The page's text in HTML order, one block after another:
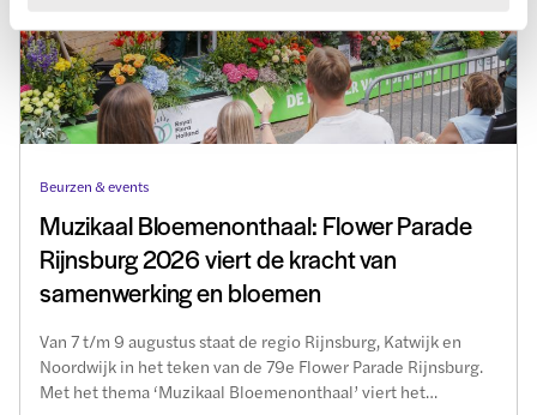
Beurzen & events
Muzikaal Bloemenonthaal: Flower Parade
Rijnsburg 2026 viert de kracht van
samenwerking en bloemen
Van 7 t/m 9 augustus staat de regio Rijnsburg, Katwijk en
Noordwijk in het teken van de 79e Flower Parade Rijnsburg.
Met het thema ‘Muzikaal Bloemenonthaal’ viert het